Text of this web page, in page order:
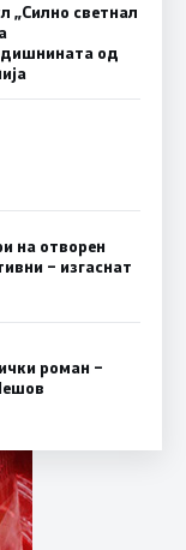
„Силно светнал
од
на отворен
– изгаснат
роман –